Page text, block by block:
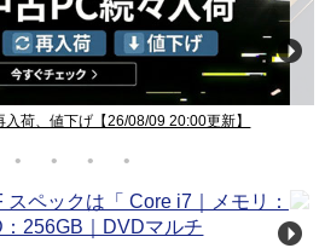
荷、値下げ【26/08/09 20:00更新】